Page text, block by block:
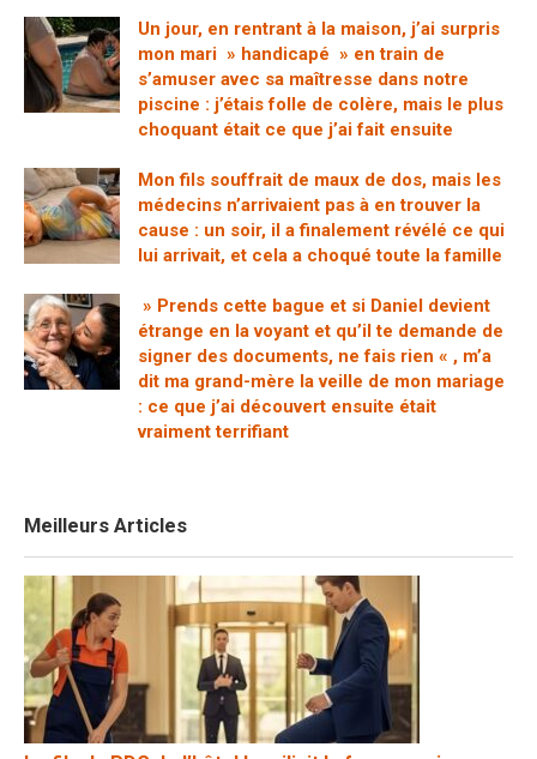
Un jour, en rentrant à la maison, j’ai surpris
mon mari » handicapé » en train de
s’amuser avec sa maîtresse dans notre
piscine : j’étais folle de colère, mais le plus
choquant était ce que j’ai fait ensuite
Mon fils souffrait de maux de dos, mais les
médecins n’arrivaient pas à en trouver la
cause : un soir, il a finalement révélé ce qui
lui arrivait, et cela a choqué toute la famille
» Prends cette bague et si Daniel devient
étrange en la voyant et qu’il te demande de
signer des documents, ne fais rien « , m’a
dit ma grand-mère la veille de mon mariage
: ce que j’ai découvert ensuite était
vraiment terrifiant
Meilleurs Articles